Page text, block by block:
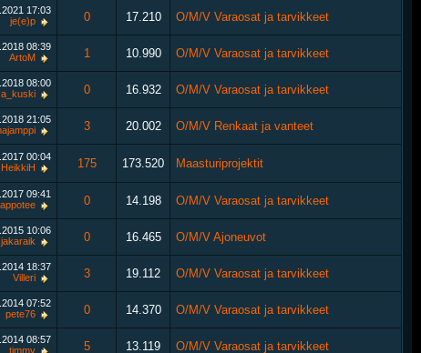
17:03
je(e)p
0 17.210 O/M/V Varaosat ja tarvikkeet
08:39
ArtoM
1 10.990 O/M/V Varaosat ja tarvikkeet
08:00
0 16.932 O/M/V Varaosat ja tarvikkeet
21:05
3 20.002 O/M/V Renkaat ja vanteet
00:04
HeikkiH
175 173.520 Maasturiprojektit
09:41
appotee
0 14.198 O/M/V Varaosat ja tarvikkeet
10:06
jakaraik
0 16.465 O/M/V Ajoneuvot
18:37
Villeri
3 19.112 O/M/V Varaosat ja tarvikkeet
07:52
pete76
0 14.370 O/M/V Varaosat ja tarvikkeet
08:57
timmy
5 13.119 O/M/V Varaosat ja tarvikkeet